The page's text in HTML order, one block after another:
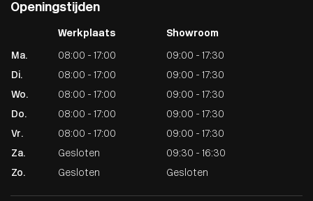
Openingstijden
Werkplaats Showroom
Ma. 08:00 - 17:00
09:00 - 17:30
Di.
08:00 - 17:00
09:00 - 17:30
Wo.
08:00 - 17:00
09:00 - 17:30
Do.
08:00 - 17:00
09:00 - 17:30
Vr.
08:00 - 17:00
09:00 - 17:30
Za.
Gesloten
09:30 - 16:30
Zo.
Gesloten Gesloten